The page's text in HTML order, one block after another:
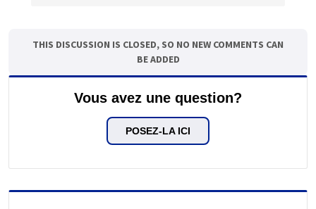
THIS DISCUSSION IS CLOSED, SO NO NEW COMMENTS CAN
BE ADDED
Vous avez une question?
POSEZ-LA ICI